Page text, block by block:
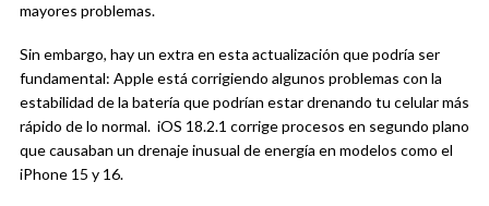
mayores problemas.
Sin embargo, hay un extra en esta actualización que podría ser
fundamental: Apple está corrigiendo algunos problemas con la
estabilidad de la batería que podrían estar drenando tu celular más
rápido de lo normal. iOS 18.2.1 corrige procesos en segundo plano
que causaban un drenaje inusual de energía en modelos como el
iPhone 15 y 16.